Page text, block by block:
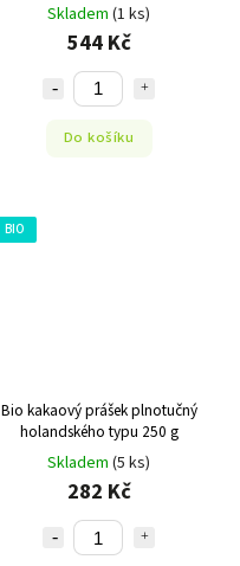
Skladem (1 ks)
544 Kč
Do košíku
BIO
Bio kakaový prášek plnotučný
holandského typu 250 g
Skladem (5 ks)
282 Kč